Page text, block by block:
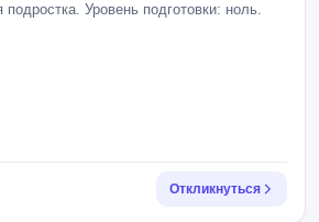
подростка. Уровень подготовки: ноль.
Откликнуться